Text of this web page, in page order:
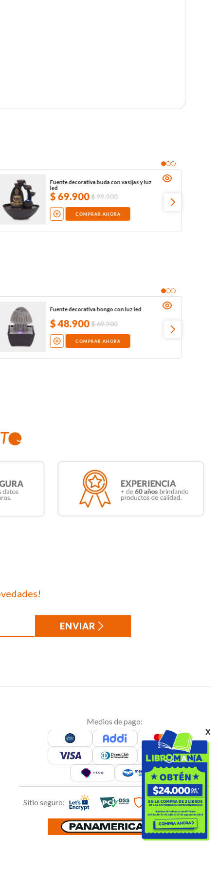
x
Fuente decorativa buda con vasijas y luz
led
$69.900 $99.900
COMPRAR AHORA
Fuente decorativa hongo con luz led
$48.900 $69.900
COMPRAR AHORA
ENVIAR
Medios de pago:
Sitio seguro: